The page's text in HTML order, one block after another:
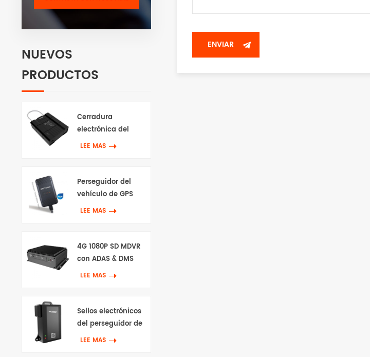
NUEVOS
PRODUCTOS
Cerradura
electrónica del
perseguidor de 4G
LEE MAS
Perseguidor del
vehículo de GPS
impermeable 4G
LEE MAS
4G 1080P SD MDVR
con ADAS & DMS
LEE MAS
Sellos electrónicos
del perseguidor de
GPS 4G
LEE MAS